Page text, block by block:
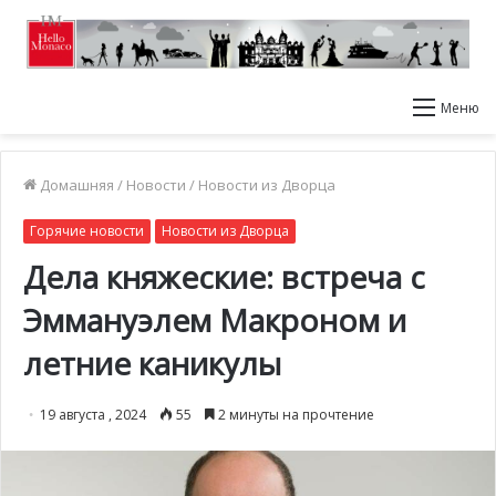
Меню
Домашняя / Новости / Новости из Дворца
Горячие новости Новости из Дворца
Дела княжеские: встреча с
Эммануэлем Макроном и
летние каникулы
19 августа , 2024 55 2 минуты на прочтение